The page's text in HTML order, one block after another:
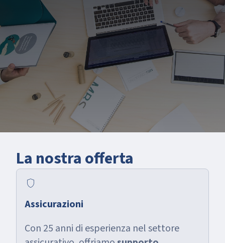
La nostra offerta
shield
Assicurazioni
Con 25 anni di esperienza nel settore